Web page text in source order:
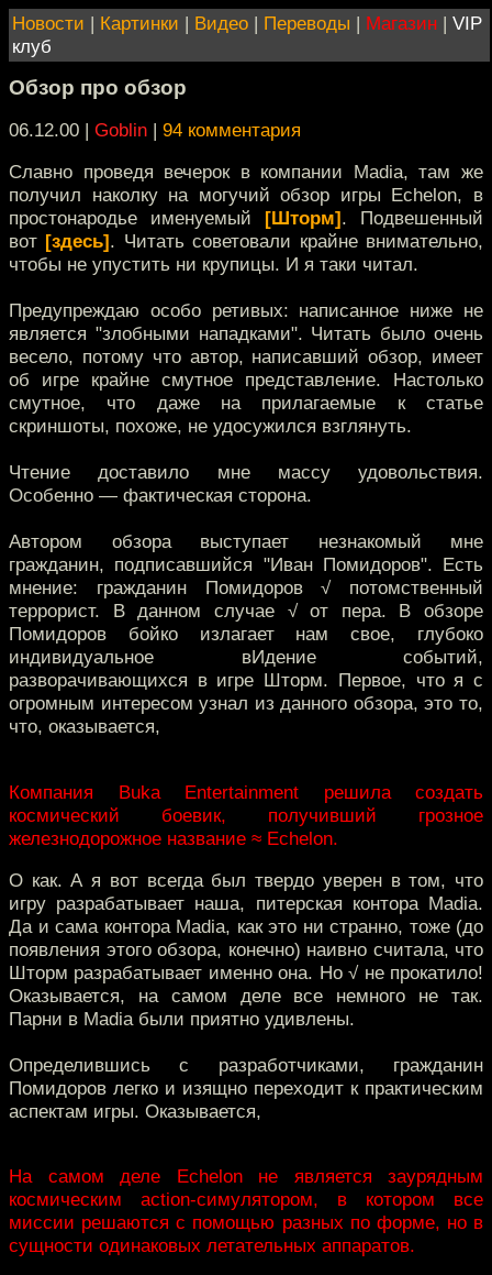
Новости | Картинки | Видео | Переводы | Магазин | VIP
клуб
Обзор про обзор
06.12.00 | Goblin | 94 комментария
Славно проведя вечерок в компании Madia, там же
получил наколку на могучий обзор игры Echelon, в
простонародье именуемый [Шторм]. Подвешенный
вот [здесь]. Читать советовали крайне внимательно,
чтобы не упустить ни крупицы. И я таки читал.
Предупреждаю особо ретивых: написанное ниже не
является "злобными нападками". Читать было очень
весело, потому что автор, написавший обзор, имеет
об игре крайне смутное представление. Настолько
смутное, что даже на прилагаемые к статье
скриншоты, похоже, не удосужился взглянуть.
Чтение доставило мне массу удовольствия.
Особенно — фактическая сторона.
Автором обзора выступает незнакомый мне
гражданин, подписавшийся "Иван Помидоров". Есть
мнение: гражданин Помидоров √ потомственный
террорист. В данном случае √ от пера. В обзоре
Помидоров бойко излагает нам свое, глубоко
индивидуальное вИдение событий,
разворачивающихся в игре Шторм. Первое, что я с
огромным интересом узнал из данного обзора, это то,
что, оказывается,
Компания Buka Entertainment решила создать
космический боевик, получивший грозное
железнодорожное название ≈ Echelon.
О как. А я вот всегда был твердо уверен в том, что
игру разрабатывает наша, питерская контора Madia.
Да и сама контора Madia, как это ни странно, тоже (до
появления этого обзора, конечно) наивно считала, что
Шторм разрабатывает именно она. Но √ не прокатило!
Оказывается, на самом деле все немного не так.
Парни в Madia были приятно удивлены.
Определившись с разработчиками, гражданин
Помидоров легко и изящно переходит к практическим
аспектам игры. Оказывается,
На самом деле Echelon не является заурядным
космическим action-симулятором, в котором все
миссии решаются с помощью разных по форме, но в
сущности одинаковых летательных аппаратов.